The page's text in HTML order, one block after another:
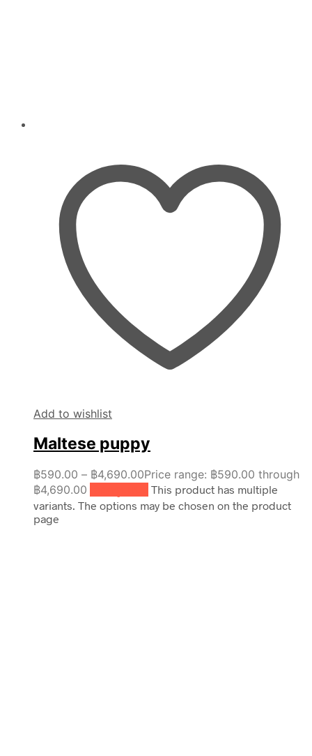
Add to wishlist
Maltese puppy
฿590.00 – ฿4,690.00Price range: ฿590.00 through
฿4,690.00
This product has multiple
variants. The options may be chosen on the product
page